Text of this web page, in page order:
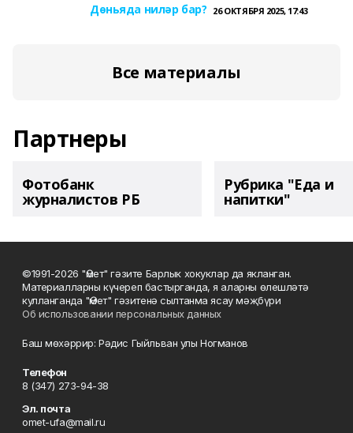
Дөньяда ниләр бар? 26 ОКТЯБРЯ 2025, 17:43
Все материалы
Партнеры
Фотобанк
журналистов РБ
Рубрика "Еда и
напитки"
©1991-2026 "Өмет" гәзите Барлык хокуклар да якланган.
Материалларны күчереп бастырганда, я аларны өлешләтә
кулланганда "Өмет" гәзитенә сылтанма ясау мәҗбүри
Об использовании персональных данных
Баш мөхәррир: Рәдис Гыйльван улы Ногманов
Телефон
8 (347) 273-94-38
Эл. почта
omet-ufa@mail.ru